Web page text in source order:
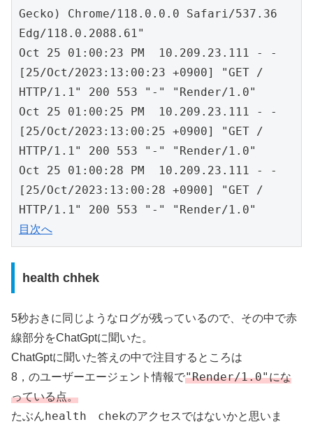
Gecko) Chrome/118.0.0.0 Safari/537.36
Edg/118.0.2088.61"
Oct 25 01:00:23 PM  10.209.23.111 - -
[25/Oct/2023:13:00:23 +0900] "GET /
HTTP/1.1" 200 553 "-" "Render/1.0"
Oct 25 01:00:25 PM  10.209.23.111 - -
[25/Oct/2023:13:00:25 +0900] "GET /
HTTP/1.1" 200 553 "-" "Render/1.0"
Oct 25 01:00:28 PM  10.209.23.111 - -
[25/Oct/2023:13:00:28 +0900] "GET /
目次へ
health chhek
5秒おきに同じようなログが残っているので、その中で赤
線部分をChatGptに聞いた。
ChatGptに聞いた答えの中で注目するところは
8，のユーザーエージェント情報で"Render/1.0"にな
っている点。
たぶんhealth chekのアクセスではないかと思いま